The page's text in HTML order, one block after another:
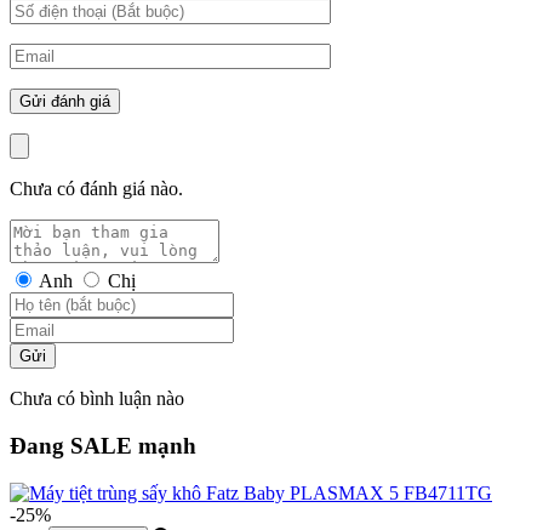
Chưa có đánh giá nào.
Anh Chị
Gửi
Chưa có bình luận nào
Đang SALE mạnh
-25%